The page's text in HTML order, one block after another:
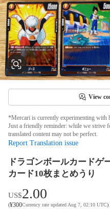
View
*Mercari is currently experimenting with
Just a friendly reminder: while we strive
translated content may not be perfect.
Report Translation issue
ドラゴンボールカード
カード10枚まとめうり
US$2.00
(¥300Currency rate updated Aug 7, 02:10 UTC)